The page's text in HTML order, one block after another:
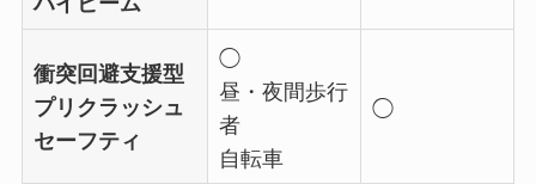
衝突回避支援型
プリクラッシュ
セーフティ
◯
昼・夜間歩行
者
自転車
◯